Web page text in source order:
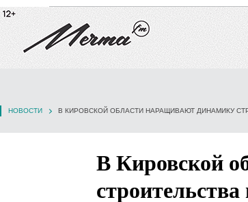
НОВОСТИ В КИРОВСКОЙ ОБЛАСТИ НАРАЩИВАЮТ ДИНАМИКУ
В Кировской